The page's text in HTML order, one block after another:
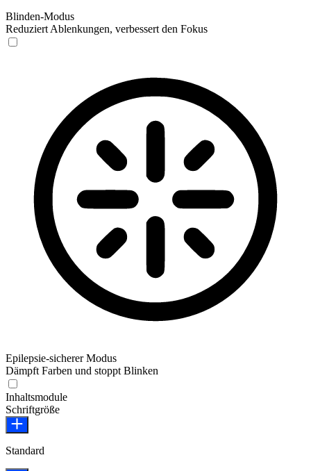
Blinden-Modus
Reduziert Ablenkungen, verbessert den Fokus
Epilepsie-sicherer Modus
Dämpft Farben und stoppt Blinken
Inhaltsmodule
Schriftgröße
Standard